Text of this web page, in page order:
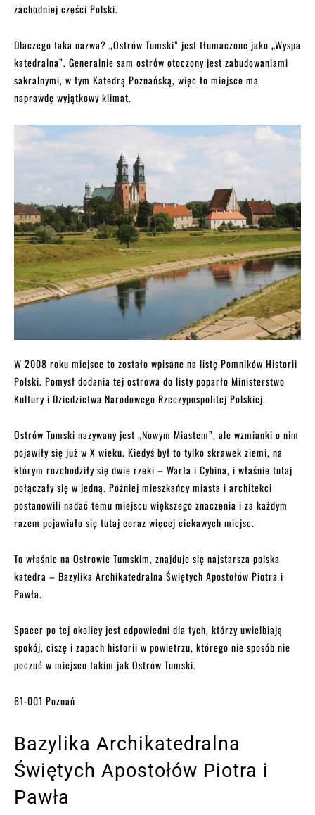
zachodniej części Polski.
Dlaczego taka nazwa? „Ostrów Tumski” jest tłumaczone jako „Wyspa
katedralna”. Generalnie sam ostrów otoczony jest zabudowaniami
sakralnymi, w tym Katedrą Poznańską, więc to miejsce ma
naprawdę wyjątkowy klimat.
W 2008 roku miejsce to zostało wpisane na listę Pomników Historii
Polski. Pomysł dodania tej ostrowa do listy poparło Ministerstwo
Kultury i Dziedzictwa Narodowego Rzeczypospolitej Polskiej.
Ostrów Tumski nazywany jest „Nowym Miastem”, ale wzmianki o nim
pojawiły się już w X wieku. Kiedyś był to tylko skrawek ziemi, na
którym rozchodziły się dwie rzeki – Warta i Cybina, i właśnie tutaj
połączały się w jedną. Później mieszkańcy miasta i architekci
postanowili nadać temu miejscu większego znaczenia i za każdym
razem pojawiało się tutaj coraz więcej ciekawych miejsc.
To właśnie na Ostrowie Tumskim, znajduje się najstarsza polska
katedra – Bazylika Archikatedralna Świętych Apostołów Piotra i
Pawła.
Spacer po tej okolicy jest odpowiedni dla tych, którzy uwielbiają
spokój, ciszę i zapach historii w powietrzu, którego nie sposób nie
poczuć w miejscu takim jak Ostrów Tumski.
61-001 Poznań
Bazylika Archikatedralna
Świętych Apostołów Piotra i
Pawła